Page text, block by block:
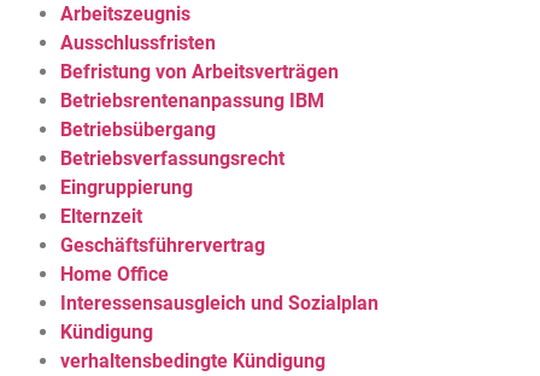
Arbeitszeugnis
Ausschlussfristen
Befristung von Arbeitsverträgen
Betriebsrentenanpassung IBM
Betriebsübergang
Betriebsverfassungsrecht
Eingruppierung
Elternzeit
Geschäftsführervertrag
Home Office
Interessensausgleich und Sozialplan
Kündigung
verhaltensbedingte Kündigung